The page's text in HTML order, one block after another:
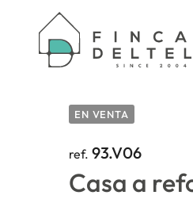
HOME / PROPERTIES
EN VENTA
ref. 93.V06
Casa a